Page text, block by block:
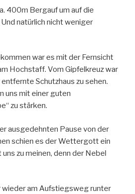
400m Bergauf um auf die
natürlich nicht weniger
war es mit der Fernsicht
Hochstaff. Vom Gipfelkreuz war
Schutzhaus zu sehen.
uns mit einer guten
zu stärken.
ausgedehnten Pause von der
schien es der Wettergott ein
zu meinen, denn der Nebel
wieder am Aufstiegsweg runter